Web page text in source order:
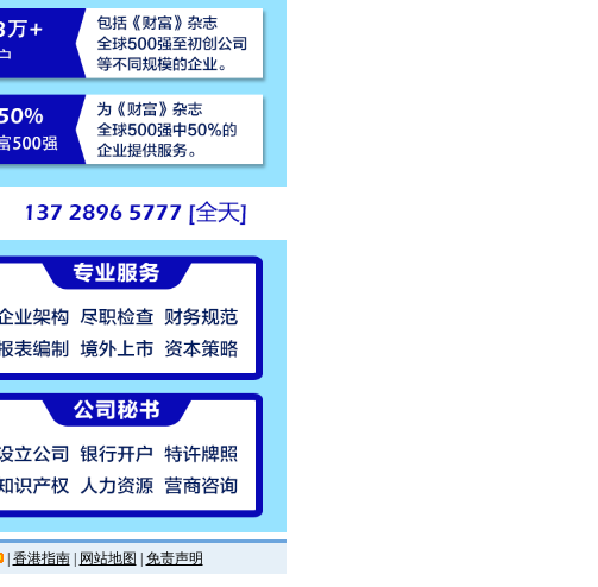
| 香港指南| 网站地图 免责声明